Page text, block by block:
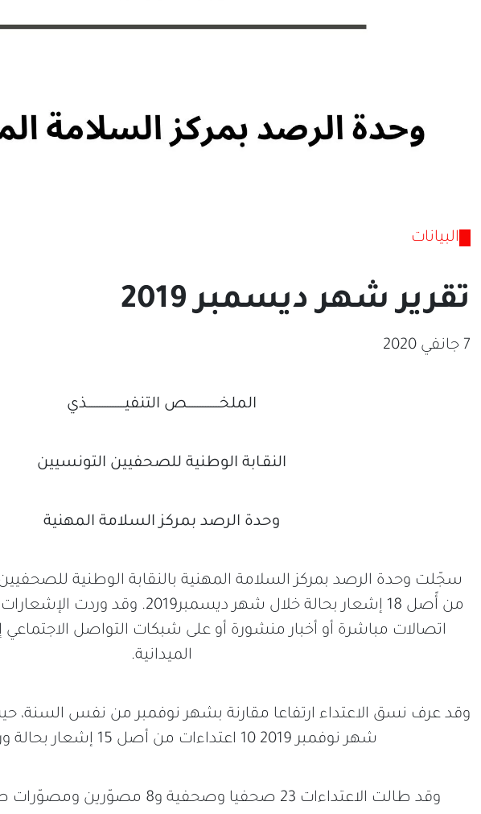
البيانات
تقرير شهر ديسمبر 2019
7 جانفي 2020
الملخــــــــــــــــــــص التنفيـــــــــــــــــــــــذي
النقـابة الوطنية للصحفيين التونسيين
وحدة الرصد بمركز السلامة المهنية
من أًصل 18 إشعار بحالة خلال شهر
اتصالات مباشرة أو أخبار منشورة أو على شبكات التواصل الاجتماعي
الميدانية.
وقد عرف نسق الاعتداء ارتفاعا مقارنة بشهر نوفمبر من نفس السنة،
شهر نوفمبر 2019 10 اعتداءات من أصل 15 إشعار بحالة ورد عليها.
وقد طالت الاعتداءات 23 صحفيا وصحفية